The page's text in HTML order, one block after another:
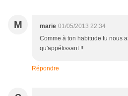
M marie 01/05/2013 22:34
Comme à ton habitude tu nous
qu'appétissant !!
Répondre